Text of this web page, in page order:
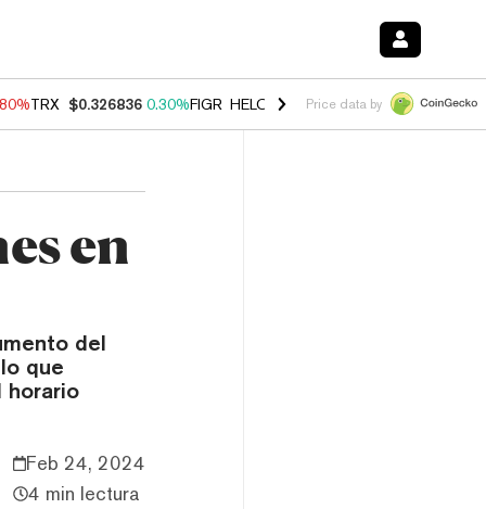
TRX $0.326836 0.30%FIGR_HELOC $1.035 1.50% HYPE $55.60
Price data by
en
del
que
horario
Feb 24, 2024
4 min lectura